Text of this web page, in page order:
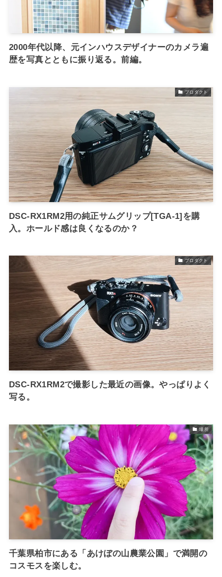
2000年代以降、元インハウスデザイナーのカメラ遍
歴を写真とともに振り返る。前編。
プロダクト
DSC-RX1RM2用の純正サムグリップ[TGA-1]を購
入。ホールド感は良くなるのか？
プロダクト
DSC-RX1RM2で撮影した最近の画像。やっぱりよく
写る。
場所
千葉県柏市にある「あけぼの山農業公園」で満開の
コスモスを楽しむ。